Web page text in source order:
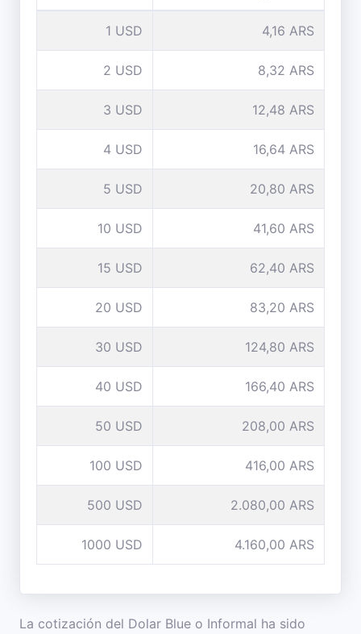
1 USD 4,16 ARS
2 USD 8,32 ARS
3 USD 12,48 ARS
4 USD 16,64 ARS
5 USD 20,80 ARS
10 USD 41,60 ARS
15 USD 62,40 ARS
20 USD 83,20 ARS
30 USD 124,80 ARS
40 USD 166,40 ARS
50 USD 208,00 ARS
100 USD 416,00 ARS
500 USD 2.080,00 ARS
1000 USD 4.160,00 ARS
La cotización del Dolar Blue o Informal ha sido